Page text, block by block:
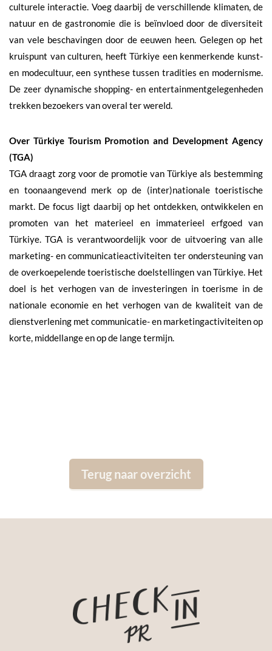
culturele interactie. Voeg daarbij de verschillende klimaten, de
natuur en de gastronomie die is beïnvloed door de diversiteit
van vele beschavingen door de eeuwen heen. Gelegen op het
kruispunt van culturen, heeft Türkiye een kenmerkende kunst-
en modecultuur, een synthese tussen tradities en modernisme.
De zeer dynamische shopping- en entertainmentgelegenheden
trekken bezoekers van overal ter wereld.
Over Türkiye Tourism Promotion and Development Agency
(TGA)
TGA draagt zorg voor de promotie van Türkiye als bestemming
en toonaangevend merk op de (inter)nationale toeristische
markt. De focus ligt daarbij op het ontdekken, ontwikkelen en
promoten van het materieel en immaterieel erfgoed van
Türkiye. TGA is verantwoordelijk voor de uitvoering van alle
marketing- en communicatieactiviteiten ter ondersteuning van
de overkoepelende toeristische doelstellingen van Türkiye. Het
doel is het verhogen van de investeringen in toerisme in de
nationale economie en het verhogen van de kwaliteit van de
dienstverlening met communicatie- en marketingactiviteiten op
korte, middellange en op de lange termijn.
Terug naar overzicht